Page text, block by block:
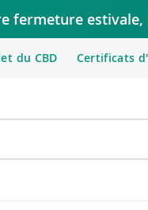
fermeture
du CBD Certificats